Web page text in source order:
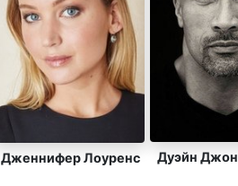
Дженнифер Лоуренс Дуэйн